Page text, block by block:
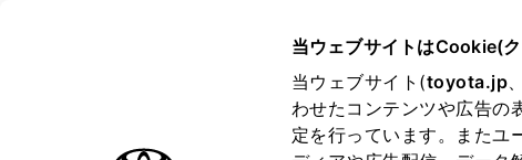
当ウェブサイトはCookie(ク
当ウェブサイト(toyota.jp、
わせたコンテンツや広告の
定を行っています。またユ
オーナーサポート トピックス